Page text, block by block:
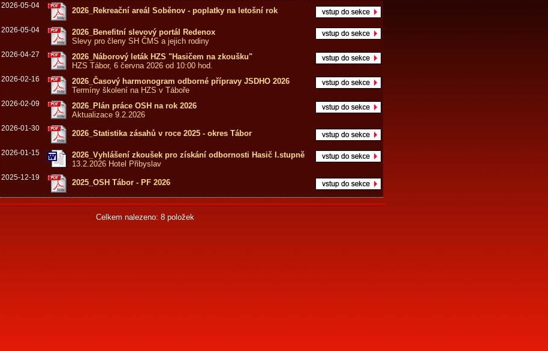
2026-05-04
2026_Rekreační areál Soběnov - poplatky na letošní rok
2026-05-04
2026_Benefitní slevový portál Redenox
Slevy pro členy SH ČMS a jejich rodiny
2026-04-27
2026_Náborový leták HZS "Hasičem na zkoušku"
HZS Tábor, 6 června 2026 od 10:00 hod.
2026-02-16
2026_Časový harmonogram odborné přípravy JSDHO 2026
Termíny školení na HZS v Táboře
2026-02-09
2026_Plán práce OSH na rok 2026
Aktualizace 9.2.2026
2026-01-30
2026_Statistika zásahů v roce 2025 - okres Tábor
2026-01-15
2026_Vyhlášení zkoušek pro získání odbornosti Hasič I.stupně
13.2.2026 Hotel Přibyslav
2025-12-19
2025_OSH Tábor - PF 2026
Celkem nalezeno: 8 položek